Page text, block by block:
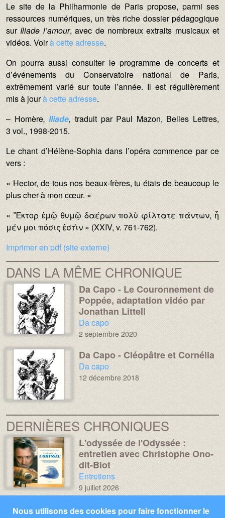
Le site de la Philharmonie de Paris propose, parmi ses
ressources numériques, un très riche dossier pédagogique
surIliade l’amour, avec de nombreux extraits musicaux et
vidéos. Voirà cette adresse.
On pourra aussi consulter le programme de concerts et
d’événements du Conservatoire national de Paris,
extrêmement varié sur toute l’année. Il est régulièrement
mis à jourà cette adresse.
‒ Homère,Iliade, traduit par Paul Mazon, Belles Lettres,
3 vol., 1998-2015.
Le chant d’Hélène-Sophia dans l’opéra commence par ce
vers :
« Hector, de tous nos beaux-frères, tu étais de beaucoup le
plus cher à mon cœur. »
« Ἕκτορ ἐμῷ θυμῷ δαέρων πολὺ φίλτατε πάντων, ἦ
μέν μοι πόσις ἐστὶν » (XXIV, v. 761-762).
Imprimer en pdf (site externe)
DANS LA MÊME CHRONIQUE
Image :
Image :
Da Capo - Le Couronnement de
Poppée, adaptation vidéo par
Jonathan Littell
Chronique :
Da capo
2 septembre 2020
Image :
Image : Da Capo - Cléopâtre et Cornélia
Chronique :
Da capo
12 décembre 2018
DERNIÈRES CHRONIQUES
Média :
Image :
L'odyssée de l'Odyssée :
entretien avec Christophe Ono-
dit-Biot
Chronique :
Entretiens
9 juillet 2026
Média :
Image :
Miroir, mon beau miroir... –
Nous utilisons des cookies pour faire fonctionner le